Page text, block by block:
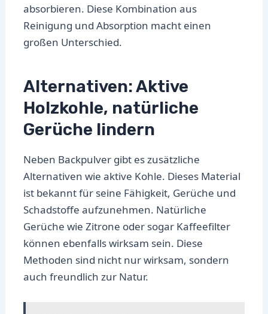
absorbieren. Diese Kombination aus
Reinigung und Absorption macht einen
großen Unterschied.
Alternativen: Aktive
Holzkohle, natürliche
Gerüche lindern
Neben Backpulver gibt es zusätzliche
Alternativen wie aktive Kohle. Dieses Material
ist bekannt für seine Fähigkeit, Gerüche und
Schadstoffe aufzunehmen. Natürliche
Gerüche wie Zitrone oder sogar Kaffeefilter
können ebenfalls wirksam sein. Diese
Methoden sind nicht nur wirksam, sondern
auch freundlich zur Natur.